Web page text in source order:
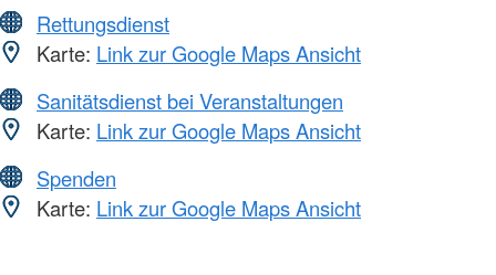
Rettungsdienst
Karte: Link zur Google Maps Ansicht
Sanitätsdienst bei Veranstaltungen
Karte: Link zur Google Maps Ansicht
Spenden
Karte: Link zur Google Maps Ansicht